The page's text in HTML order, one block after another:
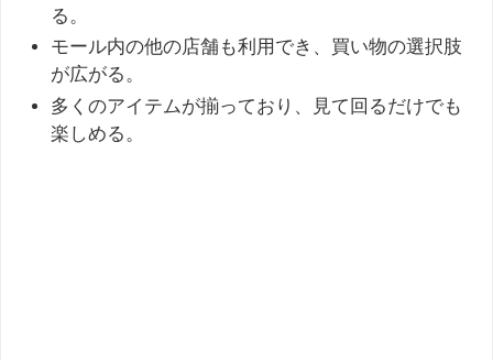
る。
モール内の他の店舗も利用でき、買い物の選択肢
が広がる。
多くのアイテムが揃っており、見て回るだけでも
楽しめる。